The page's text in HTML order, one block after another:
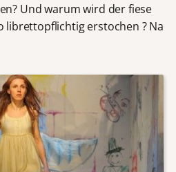
Und warum wird der fiese
librettopflichtig erstochen ? Na